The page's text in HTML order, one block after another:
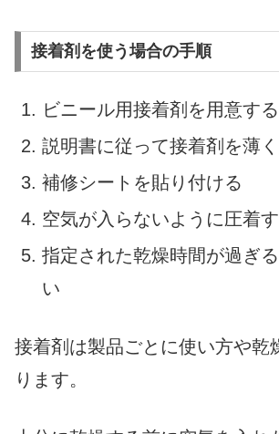
接着剤を使う場合の手順
ビニール用接着剤を用意する
説明書に従って接着剤を薄
補修シートを貼り付ける
空気が入らないように圧着
指定された乾燥時間が過ぎ
い
接着剤は製品ごとに使い方や乾
ります。